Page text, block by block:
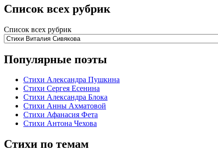
Список всех рубрик
Список всех рубрик
Популярные поэты
Стихи Александра Пушкина
Стихи Сергея Есенина
Стихи Александра Блока
Стихи Анны Ахматовой
Стихи Афанасия Фета
Стихи Антона Чехова
Стихи по темам